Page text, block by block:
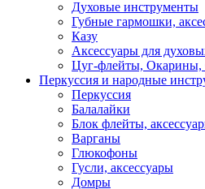
Духовые инструменты
Губные гармошки,
Казу
Аксессуары для
Цуг-флейты, Окарины,
Перкуссия и народные
Перкуссия
Балалайки
Блок флейты,
Варганы
Глюкофоны
Гусли, аксессуары
Домры